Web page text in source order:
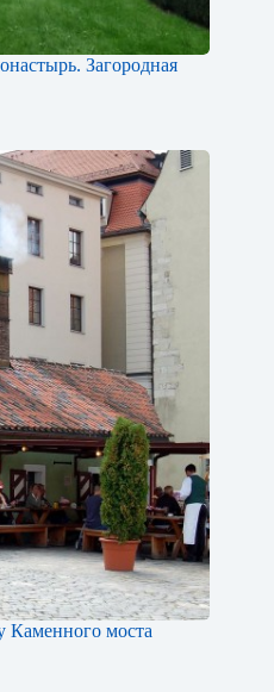
Загородная
Каменного моста